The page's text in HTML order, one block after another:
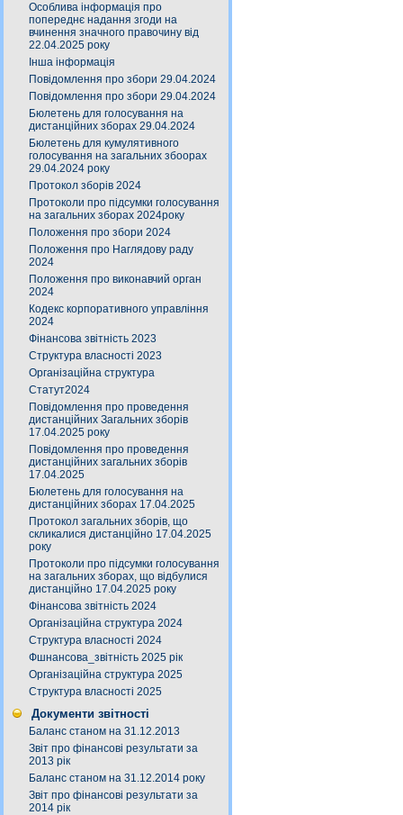
Особлива інформація про
попереднє надання згоди на
вчинення значного правочину від
22.04.2025 року
Інша інформація
Повідомлення про збори 29.04.2024
Повідомлення про збори 29.04.2024
Бюлетень для голосування на
дистанційних зборах 29.04.2024
Бюлетень для кумулятивного
голосування на загальних збоорах
29.04.2024 року
Протокол зборів 2024
Протоколи про підсумки голосування
на загальних зборах 2024року
Положення про збори 2024
Положення про Наглядову раду
2024
Положення про виконавчий орган
2024
Кодекс корпоративного управління
2024
Фінансова звітність 2023
Структура власності 2023
Організаційна структура
Статут2024
Повідомлення про проведення
дистанційних Загальних зборів
17.04.2025 року
Повідомлення про проведення
дистанційних загальних зборів
17.04.2025
Бюлетень для голосування на
дистанційних зборах 17.04.2025
Протокол загальних зборів, що
скликалися дистанційно 17.04.2025
року
Протоколи про підсумки голосування
на загальних зборах, що відбулися
дистанційно 17.04.2025 року
Фінансова звітність 2024
Організаційна структура 2024
Структура власності 2024
Фшнансова_звітність 2025 рік
Організаційна структура 2025
Структура власності 2025
Документи звітності
Баланс станом на 31.12.2013
Звіт про фінансові результати за
2013 рік
Баланс станом на 31.12.2014 року
Звіт про фінансові результати за
2014 рік